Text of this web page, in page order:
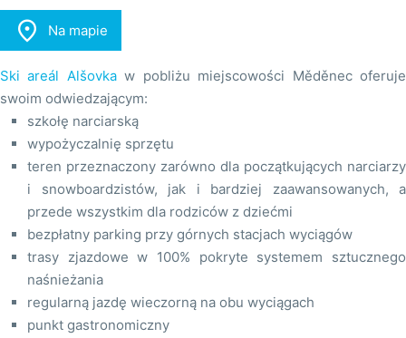
 Na mapie
Ski areál Alšovkaw pobliżu miejscowości Měděnec oferuje
swoim odwiedzającym:
szkołę narciarską
wypożyczalnię sprzętu
teren przeznaczony zarówno dla początkujących narciarzy
i snowboardzistów, jak i bardziej zaawansowanych, a
przede wszystkim dla rodziców z dziećmi
bezpłatny parking przy górnych stacjach wyciągów
trasy zjazdowe w 100% pokryte systemem sztucznego
naśnieżania
regularną jazdę wieczorną na obu wyciągach
punkt gastronomiczny